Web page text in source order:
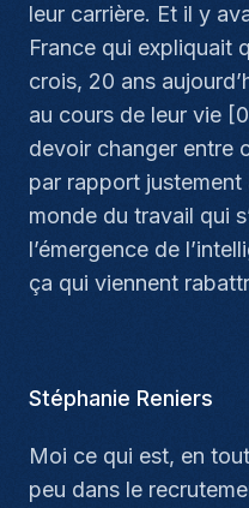
leur carrière. Et il y
France qui expliquait
crois, 20 ans
au cours de leur vie
devoir changer entre
par rapport
monde du travail qui
l’émergence de
ça qui viennent
Stéphanie Reniers
Moi ce qui est, en
peu dans le